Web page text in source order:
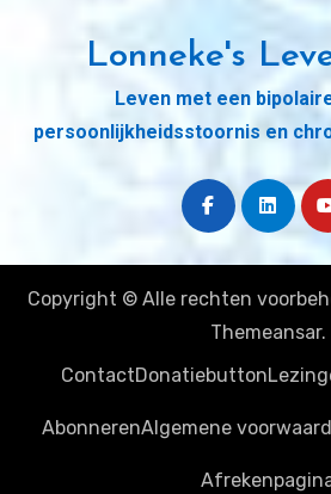
Lonneke's
Leven met een
persoonlijkheidsstoornis en
Copyright © Alle rechten
Themeansar.
ContactDonatiebutton
AbonnerenAlgemene